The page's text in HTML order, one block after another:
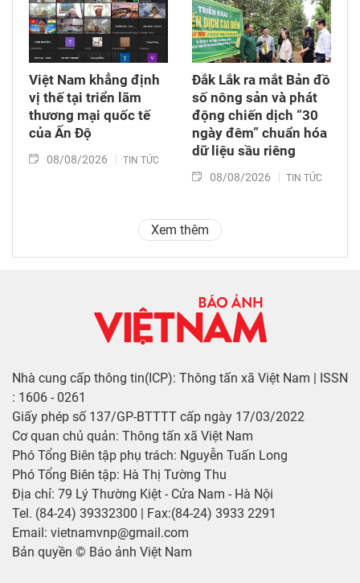
Việt Nam khẳng định
vị thế tại triển lãm
thương mại quốc tế
của Ấn Độ
08/08/2026 TIN TỨC
Đắk Lắk ra mắt Bản đồ
số nông sản và phát
động chiến dịch “30
ngày đêm” chuẩn hóa
dữ liệu sầu riêng
08/08/2026 TIN TỨC
Xem thêm
Nhà cung cấp thông tin(ICP): Thông tấn xã Việt Nam | ISSN
: 1606 - 0261
Giấy phép số 137/GP-BTTTT cấp ngày 17/03/2022
Cơ quan chủ quản: Thông tấn xã Việt Nam
Phó Tổng Biên tập phụ trách: Nguyễn Tuấn Long
Phó Tổng Biên tập: Hà Thị Tường Thu
Địa chỉ: 79 Lý Thường Kiệt - Cửa Nam - Hà Nội
Tel. (84-24) 39332300 | Fax:(84-24) 3933 2291
Email: vietnamvnp@gmail.com
Bản quyền © Báo ảnh Việt Nam